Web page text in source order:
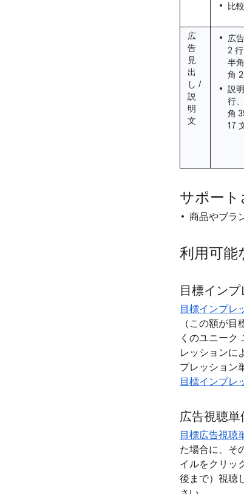
比
広
告
見
出
し /
説
明
文
広
2
半
角
説
行
角
17
サポー
商品やブラ
利用可能
目標インプ
目標インプレ
（この額が
くのユニーク
レッションに
プレッション
目標インプレ
広告視聴単
目標広告視聴
た場合に、そ
イルをクリッ
後まで）視聴